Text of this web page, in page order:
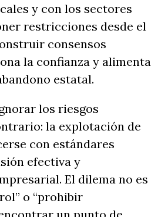
y con los sectores
restricciones desde el
consensos
la confianza y alimenta
estatal.
los riesgos
la explotación de
con estándares
efectiva y
El dilema no es
o “prohibir